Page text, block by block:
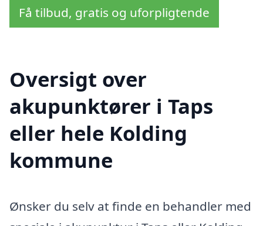
Få tilbud, gratis og uforpligtende
Oversigt over
akupunktører i Taps
eller hele Kolding
kommune
Ønsker du selv at finde en behandler med